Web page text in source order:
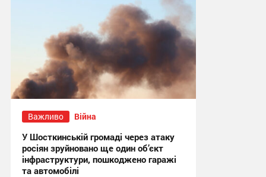
Важливо Війна
У Шосткинській громаді через атаку
росіян зруйновано ще один об’єкт
інфраструктури, пошкоджено гаражі
та автомобілі